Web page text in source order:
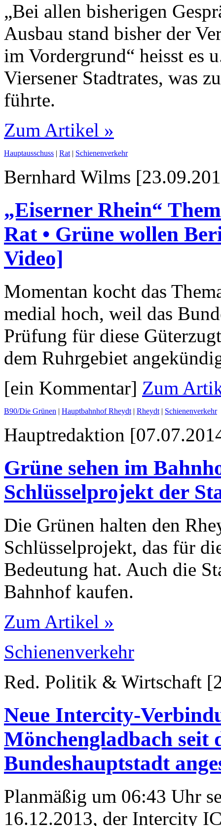
„Bei allen bisherigen
Ausbau stand bisher der
im Vordergrund“ heisst es
Viersener Stadtrates, was
führte.
Zum Artikel »
Hauptausschuss | Rat | Schienenverkehr
Bernhard Wilms
„Eiserner Rhein“
Rat • Grüne wollen
Video]
Momentan kocht das
medial hoch, weil das
Prüfung für diese
dem Ruhrgebiet
[ein Kommentar] Zum
B90/Die Grünen | Hauptbahnhof Rheydt | Rheydt | Schienenverkehr
Hauptredaktion
Grüne sehen im
Schlüsselprojekt der
Die Grünen halten den
Schlüsselprojekt, das für
Bedeutung hat. Auch die
Bahnhof kaufen.
Zum Artikel »
Schienenverkehr
Red. Politik & Wirtschaft
Neue Intercity-
Mönchengladbach seit
Bundeshauptstadt
Planmäßig um 06:43 Uhr
16.12.2013, der Intercity